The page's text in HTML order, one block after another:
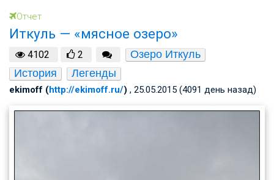
Отчет
Иткуль — «мясное озеро»
4102 2
Озеро Иткуль
История
Легенды
ekimoff (http://ekimoff.ru/) , 25.05.2015 (4091 день назад)